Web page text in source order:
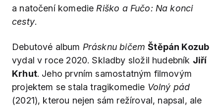
a natočení komedie Riško a Fučo: Na konci
cesty.
Debutové album Prásknu bičem Štěpán Kozub
vydal v roce 2020. Skladby složil hudebník Jiří
Krhut. Jeho prvním samostatným filmovým
projektem se stala tragikomedie Volný pád
(2021), kterou nejen sám režíroval, napsal, ale